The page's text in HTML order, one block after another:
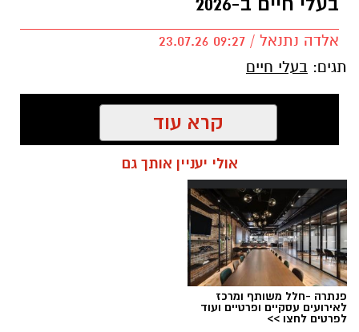
אלדה נתנאל / 09:27 23.07.26
תגים: בעלי חיים
קרא עוד
אולי יעניין אותך גם
פנתרה -חלל משותף ומרכז
לאירועים עסקיים ופרטיים ועוד
לפרטים לחצו >>